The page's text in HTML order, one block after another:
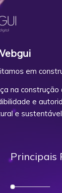
em
na
e
e
Principais